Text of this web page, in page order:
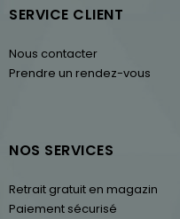
SERVICE CLIENT
Nous contacter
Prendre un rendez-vous
NOS SERVICES
Retrait gratuit en magazin
Paiement sécurisé